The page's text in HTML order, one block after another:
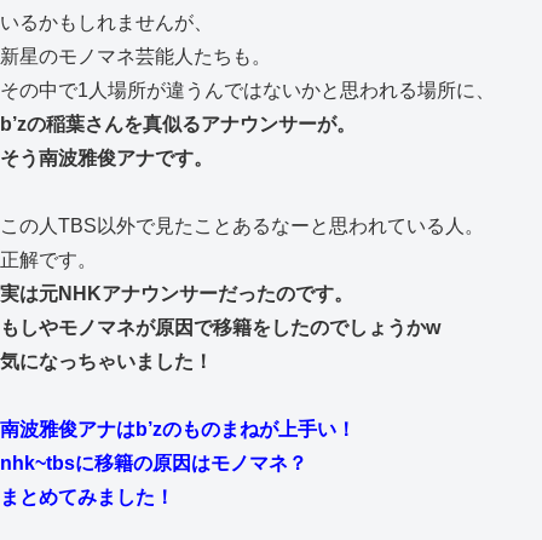
いるかもしれませんが、
新星のモノマネ芸能人たちも。
その中で1人場所が違うんではないかと思われる場所に、
b’zの稲葉さんを真似るアナウンサーが。
そう南波雅俊アナです。
この人TBS以外で見たことあるなーと思われている人。
正解です。
実は元NHKアナウンサーだったのです。
もしやモノマネが原因で移籍をしたのでしょうかw
気になっちゃいました！
南波雅俊アナはb’zのものまねが上手い！
nhk~tbsに移籍の原因はモノマネ？
まとめてみました！